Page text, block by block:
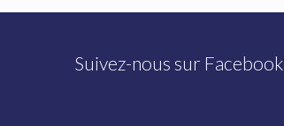
Suivez-nous sur Facebook